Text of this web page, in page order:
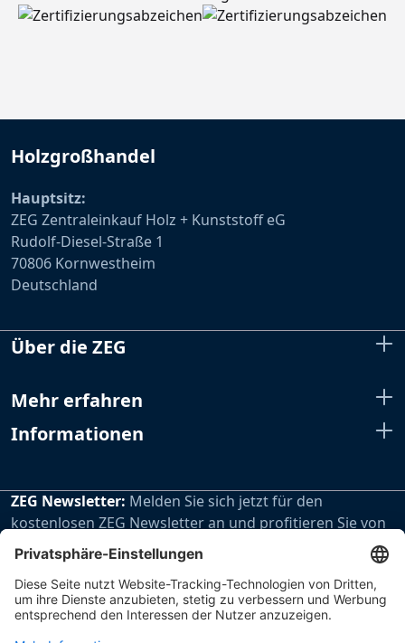
Holzgroßhandel
Hauptsitz:
ZEG Zentraleinkauf Holz + Kunststoff eG
Rudolf-Diesel-Straße 1
70806 Kornwestheim
Deutschland
Über die ZEG
Mehr erfahren
Informationen
ZEG Newsletter: Melden Sie sich jetzt für den
kostenlosen ZEG Newsletter an und profitieren Sie von
den extra Vorteilen unseres regelmäßig erscheinenden
Newsletters.
Zur Newsletteranmeldung